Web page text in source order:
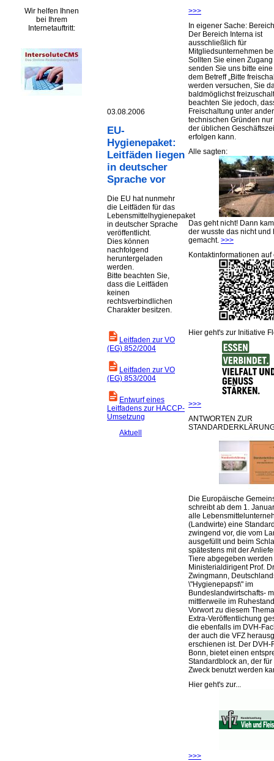
Wir helfen Ihnen
bei Ihrem
Internetauftritt:
03.08.2006
EU-
Hygienepaket:
Leitfäden liegen
in deutscher
Sprache vor
Die EU hat nunmehr
die Leitfäden für das
Lebensmittelhygienepaket
in deutscher Sprache
veröffentlicht.
Dies können
nachfolgend
heruntergeladen
werden.
Bitte beachten Sie,
dass die Leitfäden
keinen
rechtsverbindlichen
Charakter besitzen.
Leitfaden zur VO
(EG) 852/2004
Leitfaden zur VO
(EG) 853/2004
Entwurf eines
Leitfadens zur HACCP-
Umsetzung
Aktuell
>>>
In eigener Sache:
Der Bereich Interna ist
ausschließlich für
Mitgliedsunternehmen
Sollten Sie einen
senden Sie uns bitte
dem Betreff „Bitte
werden versuchen, Sie
baldmöglichst
beachten Sie jedoch,
Freischaltung unter
technischen Gründen
der üblichen
erfolgen kann.
Alle sagten:
Das geht nicht! Dann
der wusste das nicht und
gemacht. >>>
Kontaktinformationen
Hier geht's zur Initiative
>>>
ANTWORTEN ZUR
Die Europäische
schreibt ab dem 1.
alle
(Landwirte) eine
zwingend vor, die vom
ausgefüllt und beim
spätestens mit der
Tiere abgegeben werden
Ministerialdirigent Prof.
Zwingmann,
\"Hygienepapst\" im
Bundeslandwirtschafts-
mittlerweile im
Vorwort zu diesem
Extra-Veröffentlichung
die ebenfalls im DVH-
der auch die VFZ
erschienen ist. Der DVH-
Bonn, bietet einen
Standardblock an, der
Zweck benutzt werden
Hier geht's zur...
>>>